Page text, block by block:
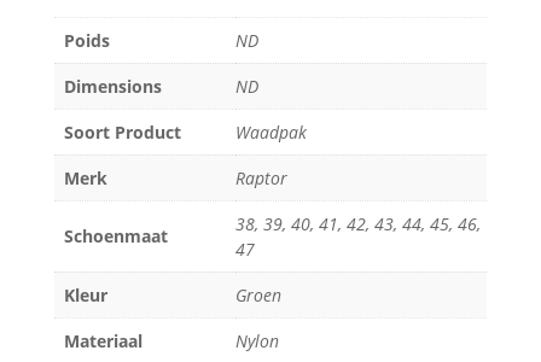
Poids
ND
Dimensions
ND
Soort Product
Waadpak
Merk
Raptor
Schoenmaat
38, 39, 40, 41, 42, 43, 44, 45, 46,
47
Kleur
Groen
Materiaal
Nylon